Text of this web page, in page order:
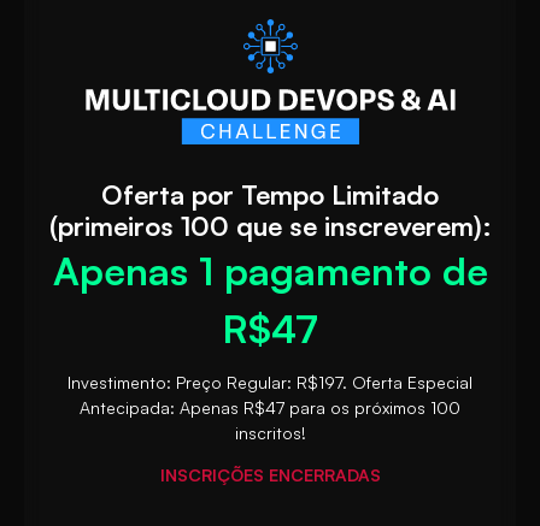
Oferta por Tempo Limitado
(primeiros 100 que se inscreverem):
Apenas 1 pagamento de
R$47
Investimento: Preço Regular: R$197. Oferta Especial
Antecipada: Apenas R$47 para os próximos 100
inscritos!
INSCRIÇÕES ENCERRADAS